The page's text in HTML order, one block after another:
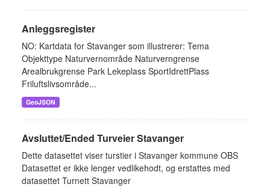
Anleggsregister
NO: Kartdata for Stavanger som illustrerer: Tema
Objekttype Naturvernområde Naturverngrense
Arealbrukgrense Park Lekeplass SportIdrettPlass
Friluftslivsområde...
GeoJSON
Avsluttet/Ended Turveier Stavanger
Dette datasettet viser turstier i Stavanger kommune OBS
Datasettet er ikke lenger vedlikehodt, og erstattes med
datasettet Turnett Stavanger